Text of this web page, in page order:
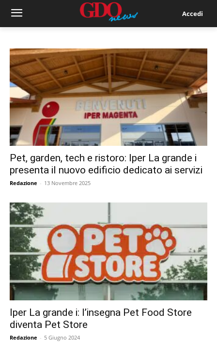
Accedi
Pet, garden, tech e ristoro: Iper La grande i
presenta il nuovo edificio dedicato ai servizi
Redazione - 13 Novembre 2025
Iper La grande i: l’insegna Pet Food Store
diventa Pet Store
Redazione - 5 Giugno 2024